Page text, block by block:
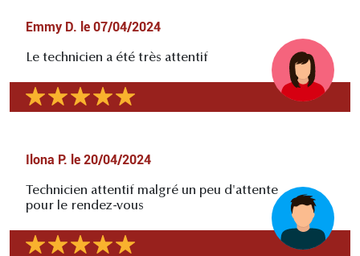
Emmy D. le 07/04/2024
Le technicien a été très attentif
Ilona P. le 20/04/2024
Technicien attentif malgré un peu d'attente
pour le rendez-vous